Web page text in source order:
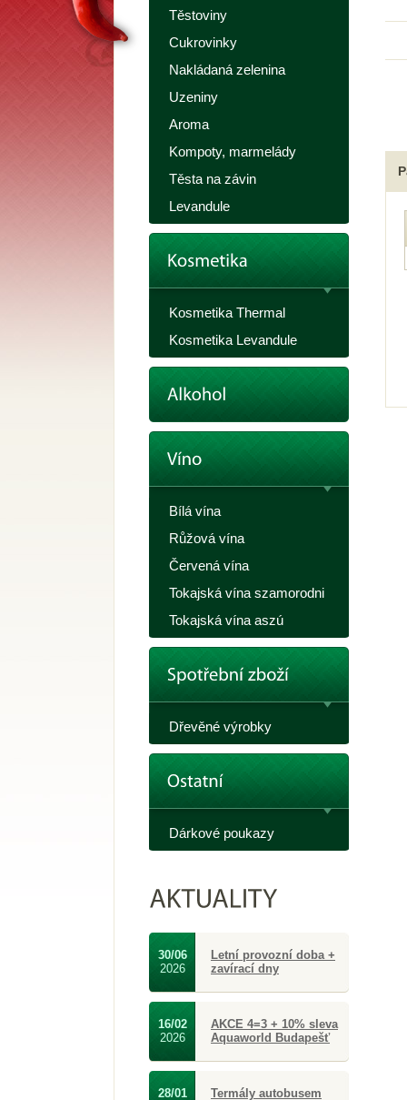
Těstoviny
Cukrovinky
Nakládaná zelenina
Uzeniny
Aroma
Kompoty, marmelády
Těsta na závin
Levandule
Kosmetika Thermal
Kosmetika Levandule
Bílá vína
Růžová vína
Červená vína
Tokajská vína szamorodni
Tokajská vína aszú
Dřevěné výrobky
Dárkové poukazy
30/06
2026
Letní provozní doba +
zavírací dny
16/02
2026
AKCE 4=3 + 10% sleva
Aquaworld Budapešť
28/01 Termály autobusem